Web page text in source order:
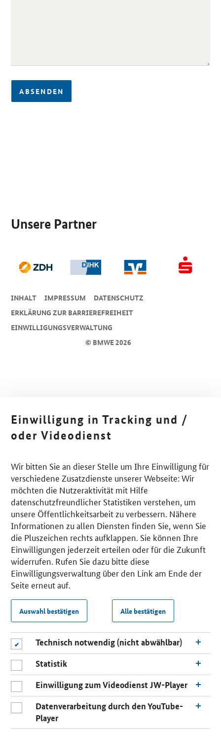
ABSENDEN
Unsere Partner
© BMWE 2026
INHALT IMPRESSUM
DA­TEN­SCHUTZ
ERKLÄRUNG ZUR BARRIEREFREIHEIT
EINWILLIGUNGSVERWALTUNG
Einwilligung in Tracking und /
oder Videodienst
Wir bitten Sie an dieser Stelle um Ihre Einwilligung für
verschiedene Zusatzdienste unserer Webseite: Wir
möchten die Nutzeraktivität mit Hilfe
datenschutzfreundlicher Statistiken verstehen, um
unsere Öffentlichkeitsarbeit zu verbessern. Nähere
Informationen zu allen Diensten finden Sie, wenn Sie
die Pluszeichen rechts aufklappen. Sie können Ihre
Einwilligungen jederzeit erteilen oder für die Zukunft
widerrufen. Rufen Sie dazu bitte diese
Einwilligungsverwaltung über den Link am Ende der
Seite erneut auf.
Auswahl bestätigen Alle bestätigen
Technisch notwendig (nicht abwählbar)
Statistik
Einwilligung zum Videodienst JW-Player
Datenverarbeitung durch den YouTube-
Player